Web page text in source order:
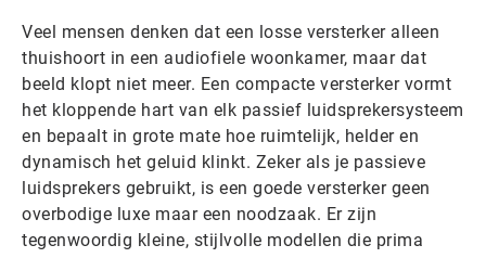
Veel mensen denken dat een losse versterker alleen
thuishoort in een audiofiele woonkamer, maar dat
beeld klopt niet meer. Een compacte versterker vormt
het kloppende hart van elk passief luidsprekersysteem
en bepaalt in grote mate hoe ruimtelijk, helder en
dynamisch het geluid klinkt. Zeker als je passieve
luidsprekers gebruikt, is een goede versterker geen
overbodige luxe maar een noodzaak. Er zijn
tegenwoordig kleine, stijlvolle modellen die prima